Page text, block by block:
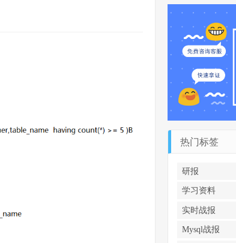
热门标签
研报
学习资料
实时战报
Mysql战报